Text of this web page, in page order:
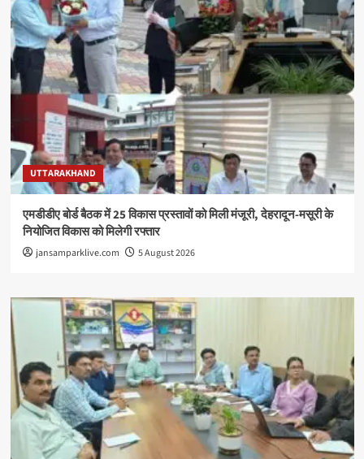
UTTARAKHAND
एमडीडीए बोर्ड बैठक में 25 विकास प्रस्तावों को मिली मंजूरी, देहरादून-मसूरी के
नियोजित विकास को मिलेगी रफ्तार
jansamparklive.com 5 August 2026